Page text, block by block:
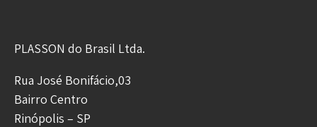
PLASSON do Brasil Ltda.
Rua José Bonifácio,03
Bairro Centro
Rinópolis – SP